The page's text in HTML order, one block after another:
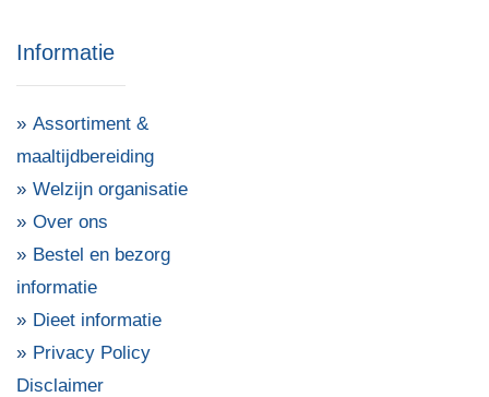
Informatie
Assortiment &
maaltijdbereiding
Welzijn organisatie
Over ons
Bestel en bezorg
informatie
Dieet informatie
Privacy Policy
Disclaimer